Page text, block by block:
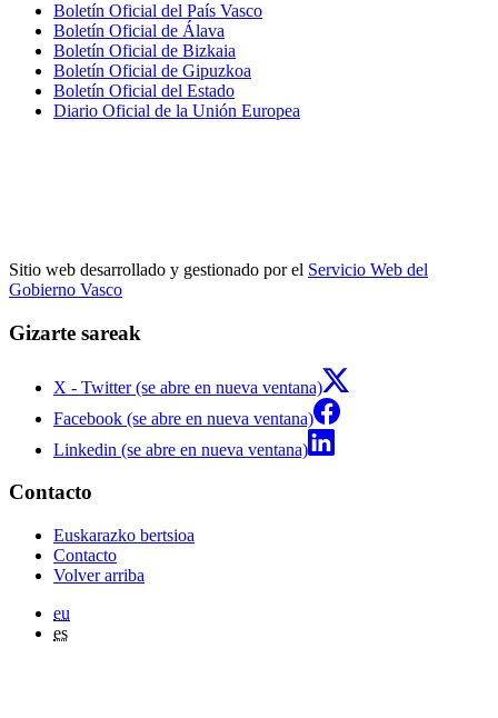
Boletín Oficial del País Vasco
Boletín Oficial de Álava
Boletín Oficial de Bizkaia
Boletín Oficial de Gipuzkoa
Boletín Oficial del Estado
Diario Oficial de la Unión Europea
Sitio web desarrollado y gestionado por el Servicio Web del
Gobierno Vasco
Gizarte sareak
X - Twitter (se abre en nueva ventana)
Facebook (se abre en nueva ventana)
Linkedin (se abre en nueva ventana)
Contacto
Euskarazko bertsioa
Contacto
Volver arriba
eu
es